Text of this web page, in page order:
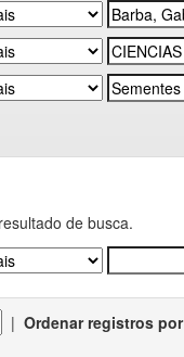
de busca.
| Ordenar registros por